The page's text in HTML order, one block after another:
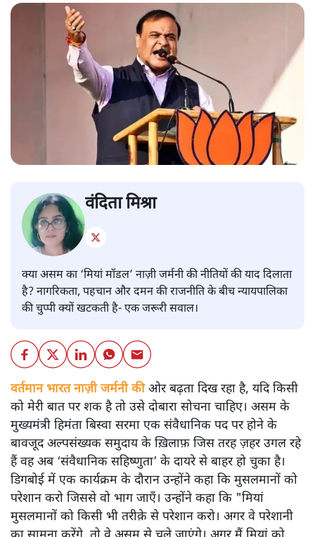
वंदिता मिश्रा
क्या असम का ‘मियां मॉडल’ नाज़ी जर्मनी की नीतियों की याद दिलाता
है? नागरिकता, पहचान और दमन की राजनीति के बीच न्यायपालिका
की चुप्पी क्यों खटकती है- एक जरूरी सवाल।
वर्तमान भारत नाज़ी जर्मनी कीओर बढ़ता दिख रहा है, यदि किसी
को मेरी बात पर शक है तो उसे दोबारा सोचना चाहिए। असम के
मुख्यमंत्री हिमंता बिस्वा सरमा एक संवैधानिक पद पर होने के
बावजूद अल्पसंख्यक समुदाय के ख़िलाफ़ जिस तरह ज़हर उगल रहे
हैं वह अब ‘संवैधानिक सहिष्णुता’ के दायरे से बाहर हो चुका है।
डिगबोई में एक कार्यक्रम के दौरान उन्होंने कहा कि मुसलमानों को
परेशान करो जिससे वो भाग जाएँ। उन्होंने कहा कि "मियां
मुसलमानों को किसी भी तरीक़े से परेशान करो। अगर वे परेशानी